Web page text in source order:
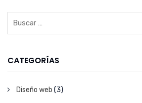
CATEGORÍAS
Diseño web (3)